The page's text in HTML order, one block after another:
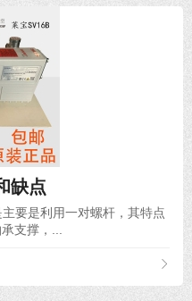
缺点
要是利用一对螺杆，其特点
支撑，...